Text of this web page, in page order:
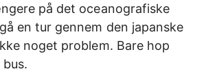
på det oceanografiske
en tur gennem den japanske
noget problem. Bare hop